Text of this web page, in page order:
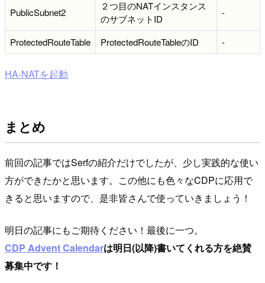
PublicSubnet2
２つ目のNATインスタンス
のサブネットID
-
ProtectedRouteTable ProtectedRouteTableのID -
HA-NATを起動
まとめ
前回の記事ではSerfの紹介だけでしたが、少し実践的な使い
方ができたかと思います。この他にも色々なCDPに応用で
きると思いますので、是非皆さんで使っていきましょう！
明日の記事にもご期待ください！最後に一つ。
CDP Advent Calendarは明日(以降)書いてくれる方を絶賛
募集中です！